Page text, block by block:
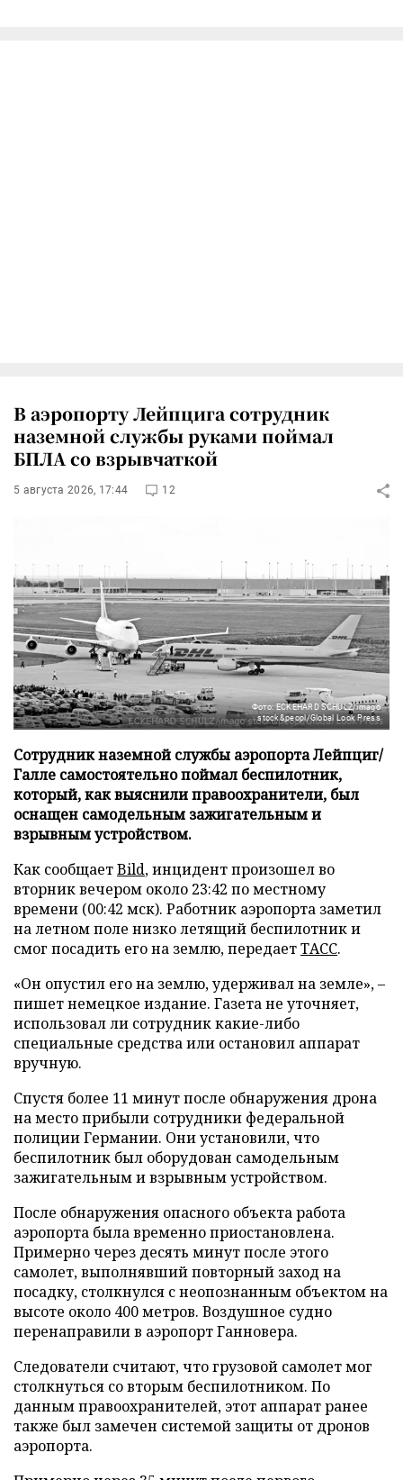
В аэропорту Лейпцига сотрудник
наземной службы руками поймал
БПЛА со взрывчаткой
5 августа 2026, 17:44 12
Фото: ECKEHARD SCHULZ/imago
stock&peopl/Global Look Press
Сотрудник наземной службы аэропорта Лейпциг/
Галле самостоятельно поймал беспилотник,
который, как выяснили правоохранители, был
оснащен самодельным зажигательным и
взрывным устройством.
Как сообщаетBild, инцидент произошел во
вторник вечером около 23:42 по местному
времени (00:42 мск). Работник аэропорта заметил
на летном поле низко летящий беспилотник и
смог посадить его на землю, передаетТАСС.
«Он опустил его на землю, удерживал на земле», –
пишет немецкое издание. Газета не уточняет,
использовал ли сотрудник какие-либо
специальные средства или остановил аппарат
вручную.
Спустя более 11 минут после обнаружения дрона
на место прибыли сотрудники федеральной
полиции Германии. Они установили, что
беспилотник был оборудован самодельным
зажигательным и взрывным устройством.
После обнаружения опасного объекта работа
аэропорта была временно приостановлена.
Примерно через десять минут после этого
самолет, выполнявший повторный заход на
посадку, столкнулся с неопознанным объектом на
высоте около 400 метров. Воздушное судно
перенаправили в аэропорт Ганновера.
Следователи считают, что грузовой самолет мог
столкнуться со вторым беспилотником. По
данным правоохранителей, этот аппарат ранее
также был замечен системой защиты от дронов
аэропорта.